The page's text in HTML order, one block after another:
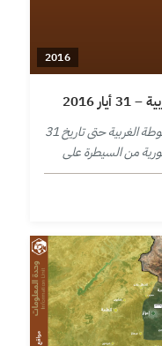
2016
2016
خريطة توضح تغيرات مواقع السيطرة في الغوطة الغربية حتى تاريخ 31
من السيطرة على